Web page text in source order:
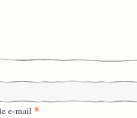
e-mail *